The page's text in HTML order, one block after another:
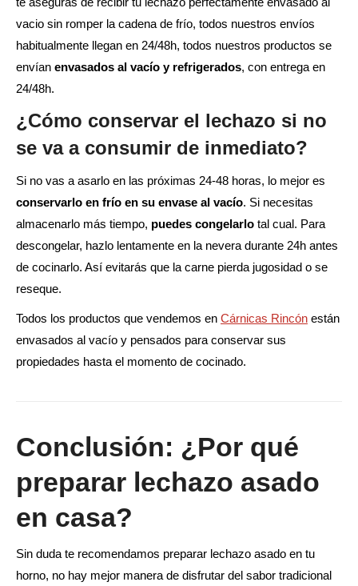
vacio sin romper la cadena de frío, todos nuestros envíos
habitualmente llegan en 24/48h, todos nuestros productos se
envían envasados al vacío y refrigerados, con entrega en
24/48h.
¿Cómo conservar el lechazo si no
se va a consumir de inmediato?
Si no vas a asarlo en las próximas 24-48 horas, lo mejor es
conservarlo en frío en su envase al vacío. Si necesitas
almacenarlo más tiempo, puedes congelarlo tal cual. Para
descongelar, hazlo lentamente en la nevera durante 24h antes
de cocinarlo. Así evitarás que la carne pierda jugosidad o se
reseque.
Todos los productos que vendemos en Cárnicas Rincón están
envasados al vacío y pensados para conservar sus
propiedades hasta el momento de cocinado.
Conclusión: ¿Por qué
preparar lechazo asado
en casa?
Sin duda te recomendamos preparar lechazo asado en tu
horno, no hay mejor manera de disfrutar del sabor tradicional